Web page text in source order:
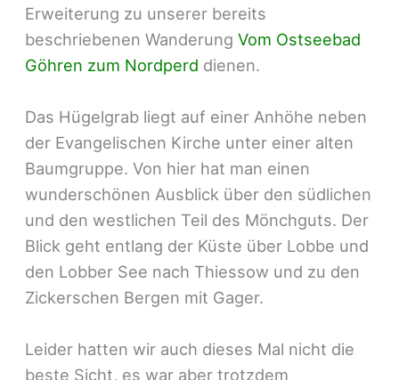
Erweiterung zu unserer bereits
beschriebenen WanderungVom Ostseebad
Göhren zum Nordperd dienen.
Das Hügelgrab liegt auf einer Anhöhe neben
der Evangelischen Kirche unter einer alten
Baumgruppe. Von hier hat man einen
wunderschönen Ausblick über den südlichen
und den westlichen Teil des Mönchguts. Der
Blick geht entlang der Küste über Lobbe und
den Lobber See nach Thiessow und zu den
Zickerschen Bergen mit Gager.
Leider hatten wir auch dieses Mal nicht die
beste Sicht, es war aber trotzdem